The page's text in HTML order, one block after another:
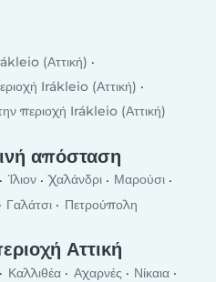
(Αττική)
Irákleio (Αττική)
περιοχή Irákleio (Αττική)
απόσταση
Ίλιον Χαλάνδρι
Μαρούσι
Γαλάτσι Πετρούπολη
Αττική
Καλλιθέα Αχαρνές
Νίκαια